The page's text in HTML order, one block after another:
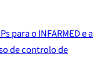
para o INFARMED e a
de controlo de